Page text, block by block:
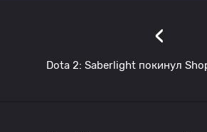
‹
Dota 2: Saberlight покинул